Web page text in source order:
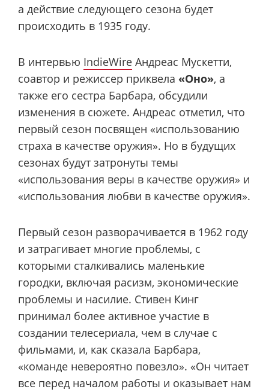
а действие следующего сезона будет
происходить в 1935 году.
В интервью IndieWire Андреас Мускетти,
соавтор и режиссер приквела «Оно», а
также его сестра Барбара, обсудили
изменения в сюжете. Андреас отметил, что
первый сезон посвящен «использованию
страха в качестве оружия». Но в будущих
сезонах будут затронуты темы
«использования веры в качестве оружия» и
«использования любви в качестве оружия».
Первый сезон разворачивается в 1962 году
и затрагивает многие проблемы, с
которыми сталкивались маленькие
городки, включая расизм, экономические
проблемы и насилие. Стивен Кинг
принимал более активное участие в
создании телесериала, чем в случае с
фильмами, и, как сказала Барбара,
«команде невероятно повезло». «Он читает
все перед началом работы и оказывает нам